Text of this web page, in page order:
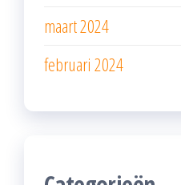
maart 2024
februari 2024